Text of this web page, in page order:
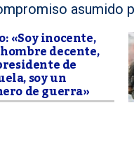
asumido
«Soy inocente,
decente,
de
soy un
de guerra»